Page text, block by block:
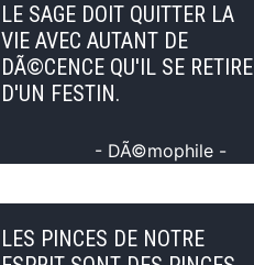
LE SAGE DOIT QUITTER LA
VIE AVEC AUTANT DE
DÃ©CENCE QU'IL SE RETIRE
D'UN FESTIN.
- DÃ©mophile -
LES PINCES DE NOTRE